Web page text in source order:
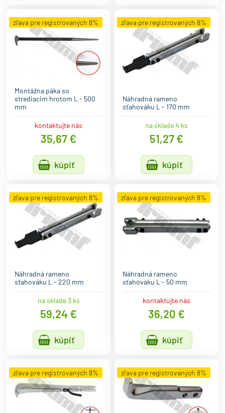
zľava pre registrovaných 8%
Montážna páka so
strediacim hrotom L - 500
mm
kontaktujte nás
35,67 €
kúpiť
zľava pre registrovaných 8%
Náhradná rameno
sťahováku L - 170 mm
na sklade 4 ks
51,27 €
kúpiť
zľava pre registrovaných 8%
Náhradná rameno
sťahováku L - 220 mm
na sklade 3 ks
59,24 €
kúpiť
zľava pre registrovaných 8%
Náhradná rameno
sťahováku L - 50 mm
kontaktujte nás
36,20 €
kúpiť
zľava pre registrovaných 8% zľava pre registrovaných 8%